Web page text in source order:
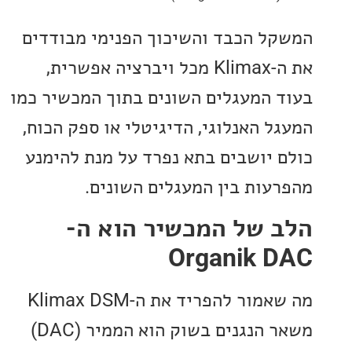
הכבד והשיכוך הפנימי מבודדים
את ה-Klimax מכל ויברציה אפשרית,
המעגלים השונים בתוך המכשיר כמו
האנלוגי, הדיגיטלי או ספק הכוח,
יושבים בתא נפרד על מנת להימנע
בין המעגלים השונים.
של המכשיר הוא ה-
Organik
מה שאמור להפריד את ה-Klimax DSM
משאר הנגנים בשוק הוא הממיר (DAC)